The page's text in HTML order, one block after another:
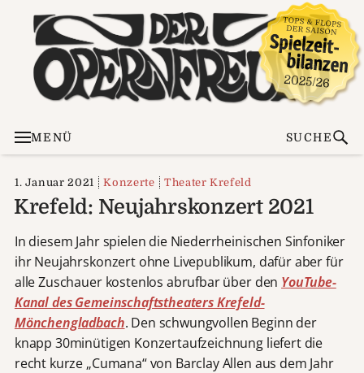
MENÜ SUCHE
1. Januar 2021 Konzerte Theater Krefeld
Krefeld: Neujahrskonzert 2021
In diesem Jahr spielen die Niederrheinischen Sinfoniker
ihr Neujahrskonzert ohne Livepublikum, dafür aber für
alle Zuschauer kostenlos abrufbar über den YouTube-
Kanal des Gemeinschaftstheaters Krefeld-
Mönchengladbach. Den schwungvollen Beginn der
knapp 30minütigen Konzertaufzeichnung liefert die
recht kurze „Cumana“ von Barclay Allen aus dem Jahr